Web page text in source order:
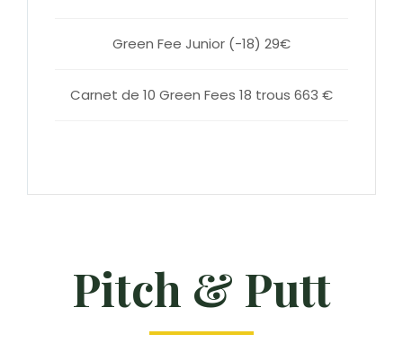
Green Fee Junior (-18) 29€
Carnet de 10 Green Fees 18 trous 663 €
Pitch & Putt